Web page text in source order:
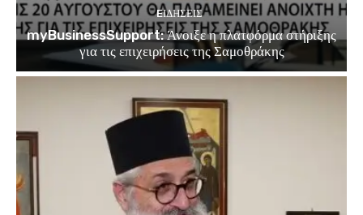
EΙΔΗΣΕΙΣ
myBusinessSupport: Άνοιξε η πλατφόρμα στήριξης
για τις επιχειρήσεις της Σαμοθράκης